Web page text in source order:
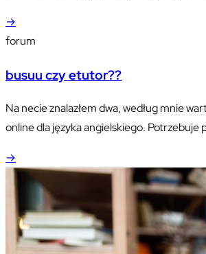
od 127 zł/rok) i Busuu (510+ lekcji, A1–C1,
latynoski) oraz sześć innych opcji.
→
forum
busuu czy etutor??
Na necie znalazłem dwa, według mnie
online dla języka angielskiego. Potrzebuje
→